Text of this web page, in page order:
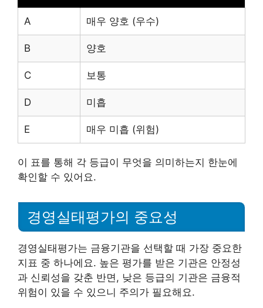
A 매우 양호 (우수)
B 양호
C 보통
D 미흡
E 매우 미흡 (위험)
이 표를 통해 각 등급이 무엇을 의미하는지 한눈에
확인할 수 있어요.
경영실태평가의 중요성
경영실태평가는 금융기관을 선택할 때 가장 중요한
지표 중 하나에요. 높은 평가를 받은 기관은 안정성
과 신뢰성을 갖춘 반면, 낮은 등급의 기관은 금융적
위험이 있을 수 있으니 주의가 필요해요.